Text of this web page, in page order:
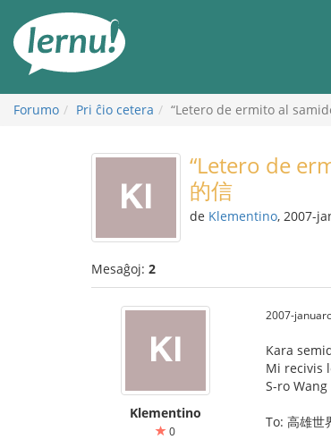
enhavo
Forumo Pri ĉio cetera “Letero de ermito al
“Letero de
的信
de Klementino, 2007-
Mesaĝoj: 2
Klementino
0
2007-
Kara
Mi recivis
S-ro
To: 高雄世